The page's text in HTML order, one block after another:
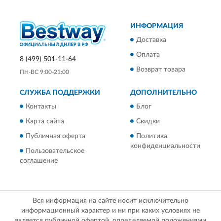
8 (499) 501-11-64
ПН-ВС 9:00-21:00
ИНФОРМАЦИЯ
Доставка
Оплата
Возврат товара
СЛУЖБА ПОДДЕРЖКИ
Контакты
Карта сайта
Публичная оферта
Пользовательское
соглашение
ДОПОЛНИТЕЛЬНО
Блог
Скидки
Политика
конфиденциальности
Вся информация на сайте носит исключительно
информационный характер и ни при каких условиях не